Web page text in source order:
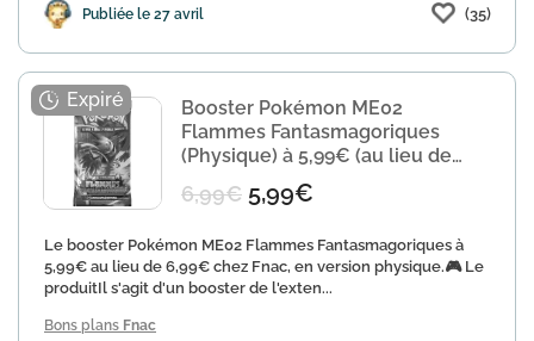
Publiée le 27 avril (35)
Booster Pokémon ME02
Flammes Fantasmagoriques
(Physique) à 5,99€ (au lieu de
6,99€ 5,99€
Le booster Pokémon ME02 Flammes Fantasmagoriques à
5,99€ au lieu de 6,99€ chez Fnac, en version physique.🎮 Le
produitIl s'agit d'un booster de l'exten...
Bons plans Fnac